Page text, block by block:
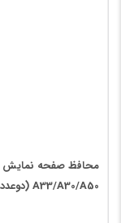
A33/A30/A50 (دوعدد)